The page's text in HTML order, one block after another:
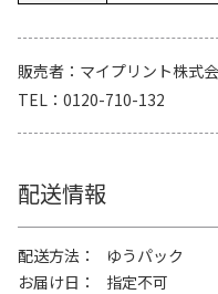
販売者
マイプリント株式
TEL
0120-710-132
配送情報
配送方法
ゆうパック
お届け日
指定不可